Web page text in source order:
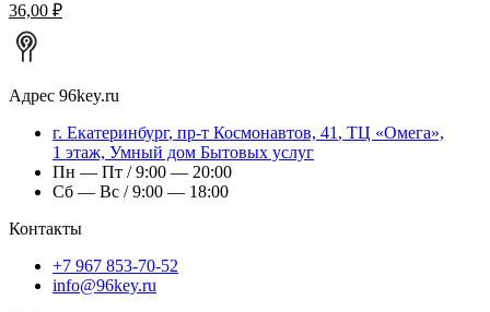
36,00 ₽
Адрес 96key.ru
г. Екатеринбург, пр-т Космонавтов, 41, ТЦ «Омега»,
1 этаж, Умный дом Бытовых услуг
Пн — Пт / 9:00 — 20:00
Сб — Вс / 9:00 — 18:00
Контакты
+7 967 853-70-52
info@96key.ru